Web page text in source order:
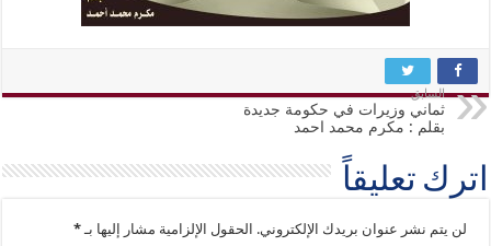
السابق
ثماني وزيرات في حكومة جديدة
بقلم : مكرم محمد احمد
اترك تعليقاً
لن يتم نشر عنوان بريدك الإلكتروني. الحقول الإلزامية مشار إليها بـ*